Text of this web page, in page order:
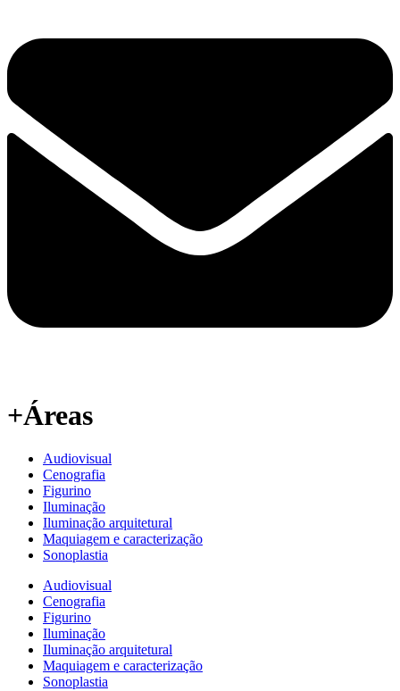
+Áreas
Audiovisual
Cenografia
Figurino
Iluminação
Iluminação arquitetural
Maquiagem e caracterização
Sonoplastia
Audiovisual
Cenografia
Figurino
Iluminação
Iluminação arquitetural
Maquiagem e caracterização
Sonoplastia